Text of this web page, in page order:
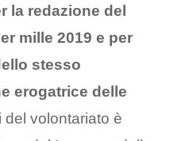
la redazione del
mille 2019 e per
stesso
erogatrice delle
del volontariato è